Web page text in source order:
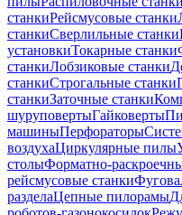
станкиРейсмусовые станки
станкиСверлильные станки
установкиТокарные станки
станкиЛобзиковые станки
станкиСтрогальные станки
станкиЗаточные станки
шуруповертыГайковерты
машиныПерфораторы
воздухаЦиркулярные пилы
столыФорматно-
рейсмусовые станки
разделаЦепные пилорамы